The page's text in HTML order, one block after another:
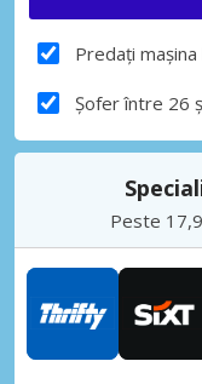
Predați
Șofer între 26
Peste